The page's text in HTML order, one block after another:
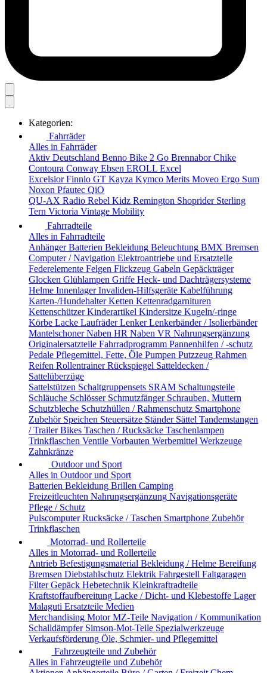
Kategorien:
Fahrräder
Alles in Fahrräder
Aktiv Deutschland Benno Bike 2 Go Brennabor Chike
Contoura Conway Ebsen EROLL Excel
Excelsior Finnlo GT Kayza Kymco Merits Moveo Ergo Sum
Noxon Pfautec QiO
QU-AX Radio Rebel Kidz Remington Shoprider Sterling
Tern Victoria Vintage Mobility
Fahrradteile
Alles in Fahrradteile
Anhänger Batterien Bekleidung Beleuchtung BMX Bremsen
Computer / Navigation Elektroantriebe und Ersatzteile
Federelemente Felgen Flickzeug Gabeln Gepäckträger
Glocken Glühlampen Griffe Heck- und Dachträgersysteme
Helme Innenlager Invaliden-Hilfsgeräte Kabelführung
Karten-/Hundehalter Ketten Kettenradgarnituren
Kettenschützer Kinderartikel Kindersitze Kugeln/-ringe
Körbe Lacke Laufräder Lenker Lenkerbänder / Isolierbänder
Mantelschoner Naben HR Naben VR Nahrungsergänzung
Originalersatzteile Fahrradprogramm Pannenhilfen / -schutz
Pedale Pflegemittel, Fette, Öle Pumpen Putzzeug Rahmen
Reifen Rollentrainer Rückspiegel Satteldecken /
Sattelüberzüge
Sattelstützen Schaltgruppensets SRAM Schaltungsteile
Schläuche Schlösser Schmutzfänger Schrauben, Muttern
Schutzbleche Schutzhüllen / Rahmenschutz Smartphone
Zubehör Speichen Steuersätze Ständer Sättel Tandemstangen
/ Trailer Bikes Taschen / Rucksäcke Taschenlampen
Trinkflaschen Ventile Vorbauten Werbemittel Werkzeuge
Zahnkränze
Outdoor und Sport
Alles in Outdoor und Sport
Batterien Bekleidung Brillen Camping
Freizeitleuchten Nahrungsergänzung Navigationsgeräte
Pflege / Schutz
Pulscomputer Rucksäcke / Taschen Smartphone Zubehör
Trinkflaschen
Motorrad- und Rollerteile
Alles in Motorrad- und Rollerteile
Antrieb Befestigungsmaterial Bekleidung / Helme Bereifung
Bremsen Diebstahlschutz Elektrik Fahrgestell Faltgaragen
Filter Gepäck Hebetechnik Kleinkraftradteile
Kraftstoffaufbereitung Lacke / Dicht- und Klebestoffe Lager
Malaguti Ersatzteile Medien
Merchandising Motor MZ-Teile Navigation / Kommunikation
Schalldämpfer Simson-Mot-Teile Spezialwerkzeuge
Verkaufsförderung Öle, Schmier- und Pflegemittel
Fahrzeugteile und Zubehör
Alles in Fahrzeugteile und Zubehör